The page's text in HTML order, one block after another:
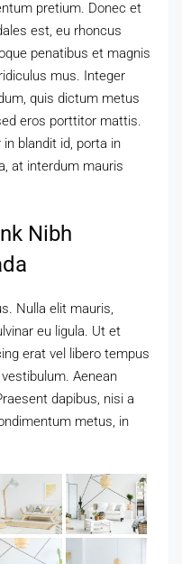
pretium. Donec et
est, eu rhoncus
penatibus et magnis
mus. Integer
quis dictum metus
eros porttitor mattis.
blandit id, porta in
at interdum mauris
Nibh
Nulla elit mauris,
eu ligula. Ut et
erat vel libero tempus
Aenean
dapibus, nisi a
metus, in